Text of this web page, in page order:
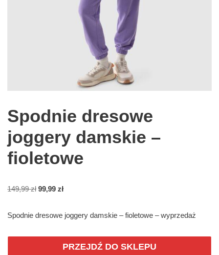
Spodnie dresowe
joggery damskie –
fioletowe
149,99zł 99,99 zł
Spodnie dresowe joggery damskie – fioletowe – wyprzedaż
PRZEJDŹ DO SKLEPU